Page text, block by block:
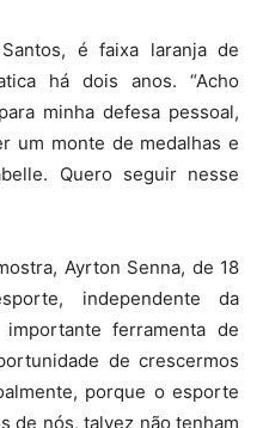
é faixa laranja de
há dois anos. “Acho
minha defesa pessoal,
um monte de medalhas e
Quero seguir nesse
Ayrton Senna, de 18
independente da
ferramenta de
de crescermos
porque o esporte
de nós, talvez não tenham